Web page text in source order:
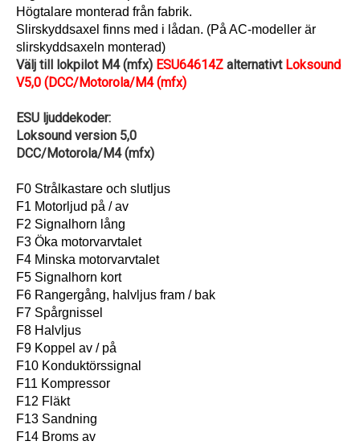
Högtalare monterad från fabrik.
Slirskyddsaxel finns med i lådan. (På AC-modeller är
slirskyddsaxeln monterad)
Välj till lokpilot M4 (mfx) ESU64614Z alternativt Loksound
V5,0 (DCC/Motorola/M4 (mfx)
ESU ljuddekoder:
Loksound version 5,0
DCC/Motorola/M4 (mfx)
F0 Strålkastare och slutljus
F1 Motorljud på / av
F2 Signalhorn lång
F3 Öka motorvarvtalet
F4 Minska motorvarvtalet
F5 Signalhorn kort
F6 Rangergång, halvljus fram / bak
F7 Spårgnissel
F8 Halvljus
F9 Koppel av / på
F10 Konduktörssignal
F11 Kompressor
F12 Fläkt
F13 Sandning
F14 Broms av